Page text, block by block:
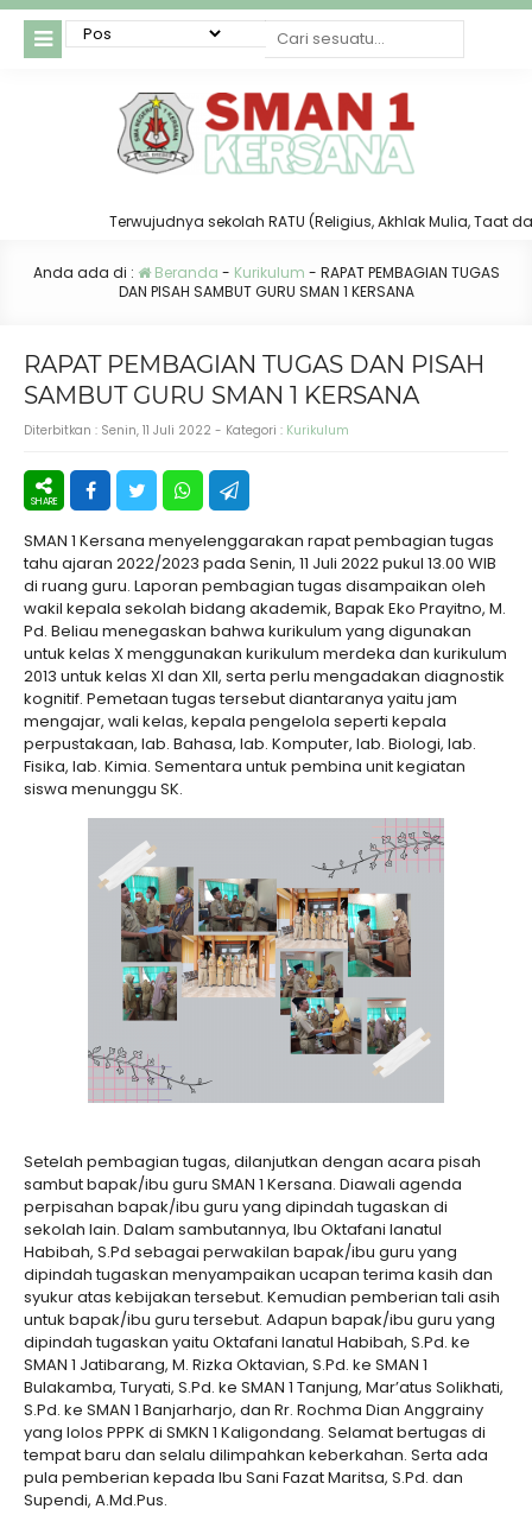
Terwujudnya sekolah RATU (Religius, Akhlak Mulia, Taat dan
Anda ada di : Beranda - Kurikulum - RAPAT PEMBAGIAN TUGAS
DAN PISAH SAMBUT GURU SMAN 1 KERSANA
RAPAT PEMBAGIAN TUGAS DAN PISAH
SAMBUT GURU SMAN 1 KERSANA
Diterbitkan : Senin, 11 Juli 2022 - Kategori : Kurikulum
SMAN 1 Kersana menyelenggarakan rapat pembagian tugas
tahu ajaran 2022/2023 pada Senin, 11 Juli 2022 pukul 13.00 WIB
di ruang guru. Laporan pembagian tugas disampaikan oleh
wakil kepala sekolah bidang akademik, Bapak Eko Prayitno, M.
Pd. Beliau menegaskan bahwa kurikulum yang digunakan
untuk kelas X menggunakan kurikulum merdeka dan kurikulum
2013 untuk kelas XI dan XII, serta perlu mengadakan diagnostik
kognitif. Pemetaan tugas tersebut diantaranya yaitu jam
mengajar, wali kelas, kepala pengelola seperti kepala
perpustakaan, lab. Bahasa, lab. Komputer, lab. Biologi, lab.
Fisika, lab. Kimia. Sementara untuk pembina unit kegiatan
siswa menunggu SK.
Setelah pembagian tugas, dilanjutkan dengan acara pisah
sambut bapak/ibu guru SMAN 1 Kersana. Diawali agenda
perpisahan bapak/ibu guru yang dipindah tugaskan di
sekolah lain. Dalam sambutannya, Ibu Oktafani Ianatul
Habibah, S.Pd sebagai perwakilan bapak/ibu guru yang
dipindah tugaskan menyampaikan ucapan terima kasih dan
syukur atas kebijakan tersebut. Kemudian pemberian tali asih
untuk bapak/ibu guru tersebut. Adapun bapak/ibu guru yang
dipindah tugaskan yaitu Oktafani Ianatul Habibah, S.Pd. ke
SMAN 1 Jatibarang, M. Rizka Oktavian, S.Pd. ke SMAN 1
Bulakamba, Turyati, S.Pd. ke SMAN 1 Tanjung, Mar’atus Solikhati,
S.Pd. ke SMAN 1 Banjarharjo, dan Rr. Rochma Dian Anggrainy
yang lolos PPPK di SMKN 1 Kaligondang. Selamat bertugas di
tempat baru dan selalu dilimpahkan keberkahan. Serta ada
pula pemberian kepada Ibu Sani Fazat Maritsa, S.Pd. dan
Supendi, A.Md.Pus.